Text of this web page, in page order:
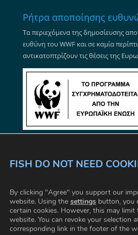
Ρήτρα αποποίησης
Τα περιεχόμενα της δημοσίευσης
ευθύνη του WWF και σε καμία
αντικατοπτρίζουν τις θέσεις της
ΟΡΟΙ ΚΑΙ
ΕΠΙΚΟΙΝΩΝΙΑ
ΣΥΧΝΕΣ
ΡΥΘΜΙΣΕΙΣ
FISH DO NOT NEED
By clicking "Agree" you support our
website. Using the settings button, you
certain cookies. However, this may
website. You can revoke your selection
corresponding link in the footer of the